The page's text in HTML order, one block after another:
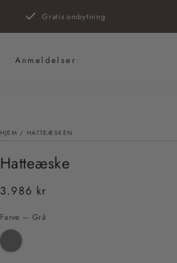
Gratis ombytning
Anmeldelser
HJEM / HATTEÆSKEN
Hatteæske
Almindelig
3.986 kr
Farve – Grå